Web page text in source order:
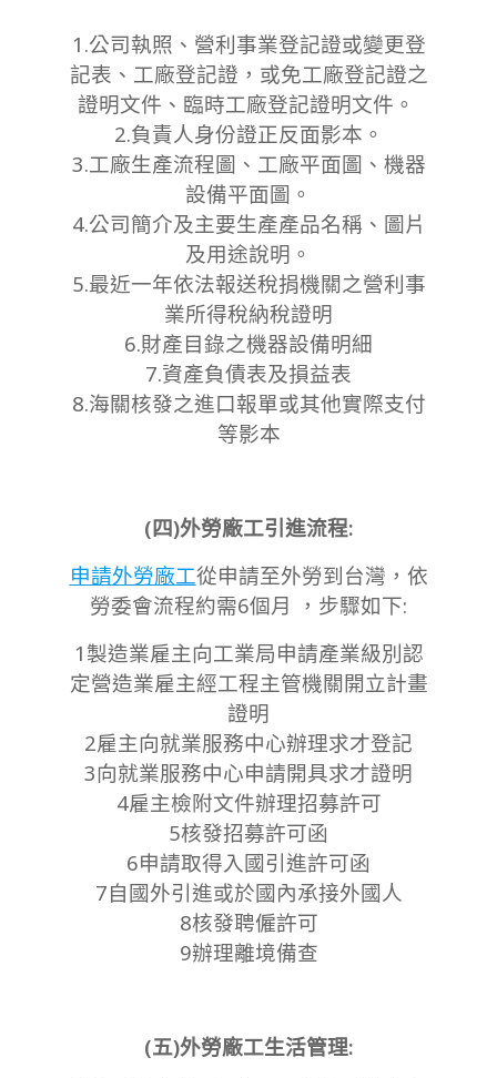
1.公司執照、營利事業登記證或變更登
記表、工廠登記證，或免工廠登記證之
證明文件、臨時工廠登記證明文件。
2.負責人身份證正反面影本。
3.工廠生產流程圖、工廠平面圖、機器
設備平面圖。
4.公司簡介及主要生產產品名稱、圖片
及用途說明。
5.最近一年依法報送稅捐機關之營利事
業所得稅納稅證明
6.財產目錄之機器設備明細
7.資產負債表及損益表
8.海關核發之進口報單或其他實際支付
等影本
(四)外勞廠工引進流程:
申請外勞廠工從申請至外勞到台灣，依
勞委會流程約需6個月 ，步驟如下:
1製造業雇主向工業局申請產業級別認
定營造業雇主經工程主管機關開立計畫
證明
2雇主向就業服務中心辦理求才登記
3向就業服務中心申請開具求才證明
4雇主檢附文件辦理招募許可
5核發招募許可函
6申請取得入國引進許可函
7自國外引進或於國內承接外國人
8核發聘僱許可
9辦理離境備查
(五)外勞廠工生活管理: